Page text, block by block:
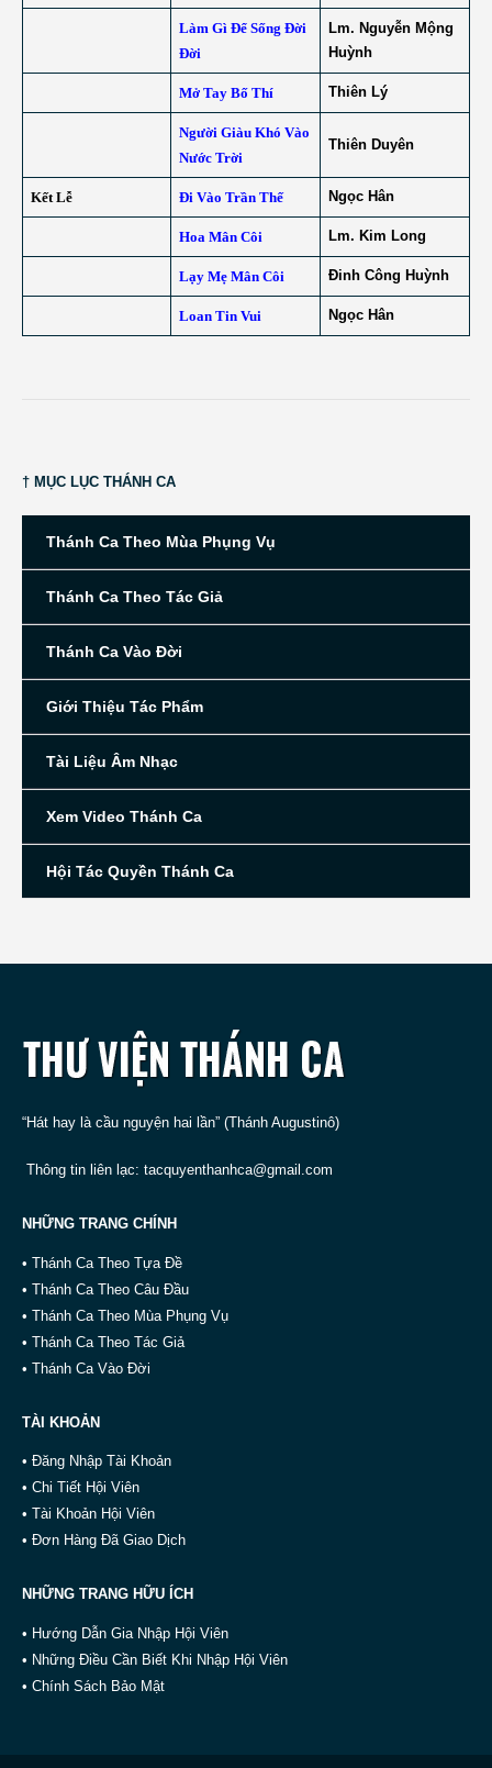
Làm Gì Để Sống Đời
Đời
Lm. Nguyễn Mộng
Huỳnh
Mở Tay Bố Thí Thiên Lý
Người Giàu Khó Vào
Nước Trời
Thiên Duyên
Kết Lễ Đi Vào Trần Thế Ngọc Hân
Hoa Mân Côi Lm. Kim Long
Lạy Mẹ Mân Côi Đinh Công Huỳnh
Loan Tin Vui Ngọc Hân
† MỤC LỤC THÁNH CA
Thánh Ca Theo Mùa Phụng Vụ
Thánh Ca Theo Tác Giả
Thánh Ca Vào Đời
Giới Thiệu Tác Phẩm
Tài Liệu Âm Nhạc
Xem Video Thánh Ca
Hội Tác Quyền Thánh Ca
“Hát hay là cầu nguyện hai lần” (Thánh Augustinô)
Thông tin liên lạc: tacquyenthanhca@gmail.com
NHỮNG TRANG CHÍNH
• Thánh Ca Theo Tựa Đề
• Thánh Ca Theo Câu Đầu
• Thánh Ca Theo Mùa Phụng Vụ
• Thánh Ca Theo Tác Giả
• Thánh Ca Vào Đời
TÀI KHOẢN
• Đăng Nhập Tài Khoản
• Chi Tiết Hội Viên
• Tài Khoản Hội Viên
• Đơn Hàng Đã Giao Dịch
NHỮNG TRANG HỮU ÍCH
• Hướng Dẫn Gia Nhập Hội Viên
• Những Điều Cần Biết Khi Nhập Hội Viên
• Chính Sách Bảo Mật